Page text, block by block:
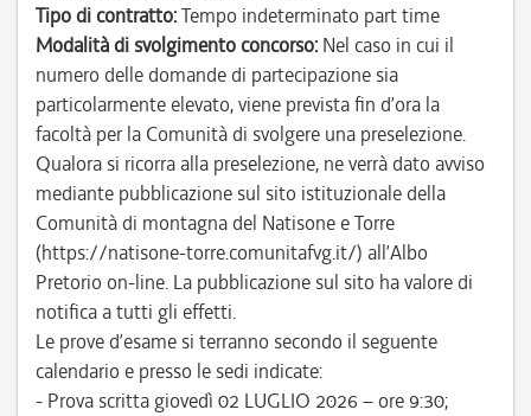
Tipo di contratto:Tempo indeterminato part time
Modalità di svolgimento concorso: Nel caso in cui il
numero delle domande di partecipazione sia
particolarmente elevato, viene prevista fin d’ora la
facoltà per la Comunità di svolgere una preselezione.
Qualora si ricorra alla preselezione, ne verrà dato avviso
mediante pubblicazione sul sito istituzionale della
Comunità di montagna del Natisone e Torre
(https://natisone-torre.comunitafvg.it/) all’Albo
Pretorio on-line. La pubblicazione sul sito ha valore di
notifica a tutti gli effetti.
Le prove d’esame si terranno secondo il seguente
calendario e presso le sedi indicate:
- Prova scritta giovedì 02 LUGLIO 2026 – ore 9:30;